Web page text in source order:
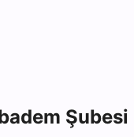
Şubesi